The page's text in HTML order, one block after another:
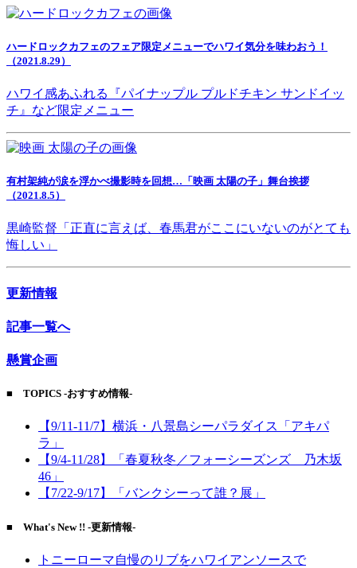
ハードロックカフェのフェア限定メニューでハワイ気分を味わおう！
（2021.8.29）
ハワイ感あふれる『パイナップル プルドチキン サンドイッ
チ』など限定メニュー
有村架純が涙を浮かべ撮影時を回想…「映画 太陽の子」舞台挨拶
（2021.8.5）
黒崎監督「正直に言えば、春馬君がここにいないのがとても
悔しい」
更新情報
記事一覧へ
懸賞企画
■ TOPICS -おすすめ情報-
【9/11-11/7】横浜・八景島シーパラダイス「アキパ
ラ」
【9/4-11/28】「春夏秋冬／フォーシーズンズ 乃木坂
46」
【7/22-9/17】「バンクシーって誰？展」
■ What's New !! -更新情報-
トニーローマ自慢のリブをハワイアンソースで